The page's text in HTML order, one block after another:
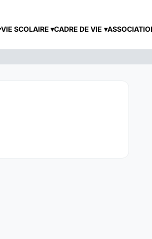
VIE SCOLAIRE CADRE DE VIE